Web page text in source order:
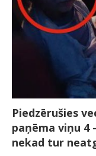
Piedzērušies
paņēma viņu 4
nekad tur